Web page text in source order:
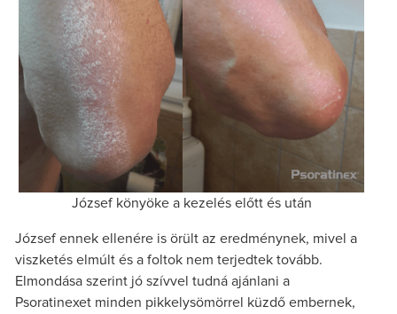
József könyöke a kezelés előtt és után
József ennek ellenére is örült az eredménynek, mivel a
viszketés elmúlt és a foltok nem terjedtek tovább.
Elmondása szerint jó szívvel tudná ajánlani a
Psoratinexet minden pikkelysömörrel küzdő embernek,